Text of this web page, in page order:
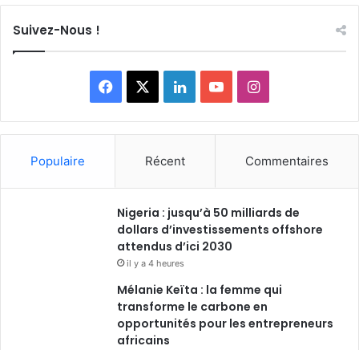
Suivez-Nous !
Facebook LinkedinYouTubeInstagram
Populaire Récent Commentaires
Nigeria : jusqu’à 50 milliards de
dollars d’investissements offshore
attendus d’ici 2030
il y a 4 heures
Mélanie Keïta : la femme qui
transforme le carbone en
opportunités pour les entrepreneurs
africains